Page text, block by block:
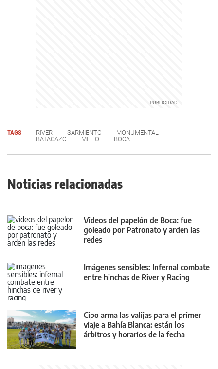
TAGS RIVER SARMIENTO
MONUMENTAL
BATACAZO
MILLO BOCA
Noticias relacionadas
Videos del papelón de Boca: fue
goleado por Patronato y arden las
redes
Imágenes sensibles: Infernal combate
entre hinchas de River y Racing
Cipo arma las valijas para el primer
viaje a Bahía Blanca: están los
árbitros y horarios de la fecha